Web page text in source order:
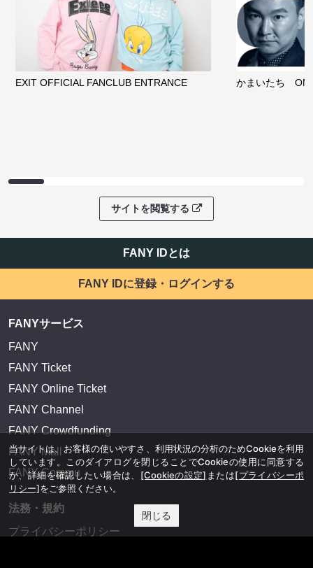
EXIT OFFICIAL FANCLUB ENTRANCE かまいたち
サイトを閲覧する
FANY IDとは
FANY IDに登録・ログインする
FANYサービス
FANY
FANY Ticket
FANY Online Ticket
FANY Channel
FANY Crowdfunding
FANY Mall
FANY Commu
法務・規約
プライバシーポリシー
当サイトは、お客様の使いやすさ、利用状況の分析のためCookieを利用
しています。このダイアログを閉じることでCookieの使用に同意する
か、詳細を確認したい場合は、 [Cookieの設定] または[プライバシーポ
リシー]をご参照ください。
閉じる